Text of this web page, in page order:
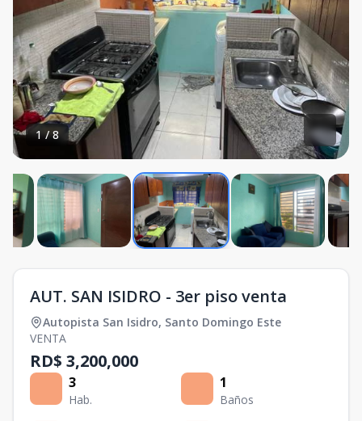
1/8
AUT. SAN ISIDRO - 3er piso venta
Autopista San Isidro, Santo Domingo Este
VENTA
RD$ 3,200,000
3
Hab.
1
Baños